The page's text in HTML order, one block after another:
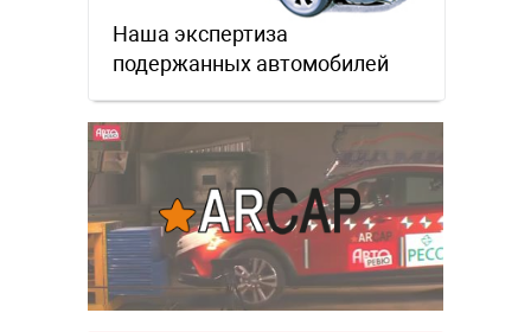
Наша экспертиза
подержанных автомобилей